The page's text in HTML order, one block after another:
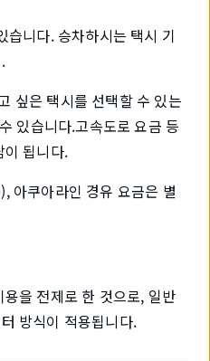
습니다. 승차하시는 택시 기
싶은 택시를 선택할 수 있는
있습니다.고속도로 요금 등
이 됩니다.
아쿠아라인 경유 요금은 별
을 전제로 한 것으로, 일반
방식이 적용됩니다.